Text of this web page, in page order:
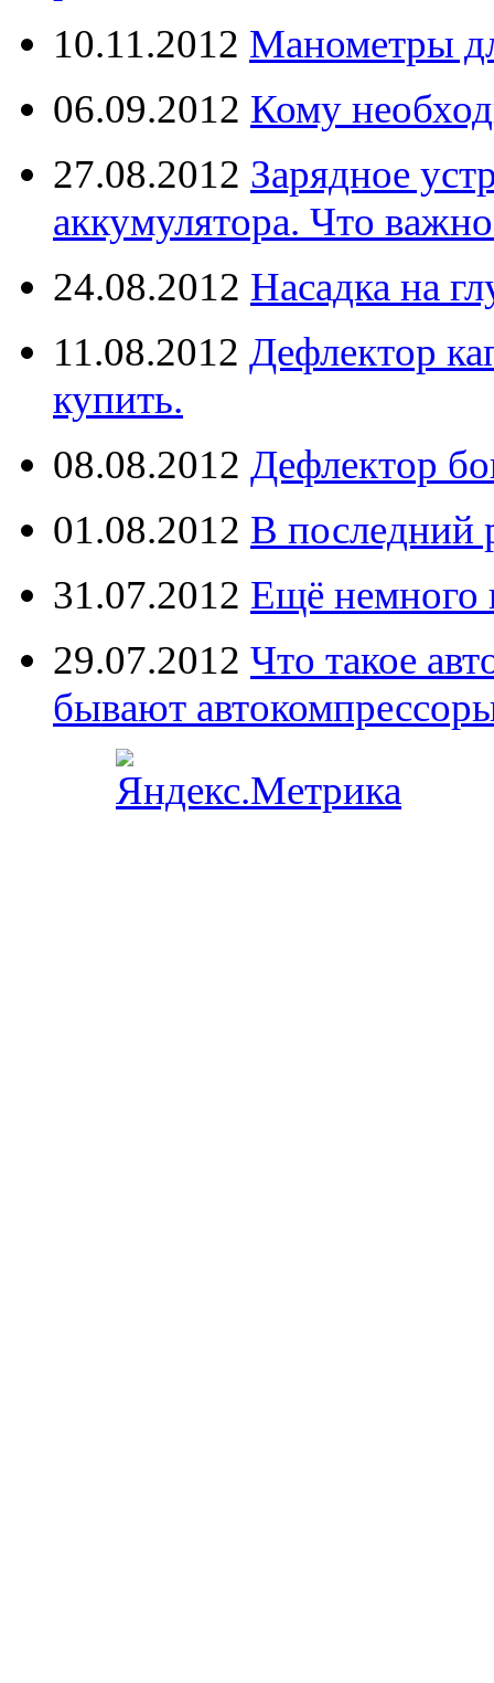
10.11.2012 Манометры
06.09.2012 Кому
27.08.2012 Зарядное
аккумулятора. Что
24.08.2012 Насадка на
11.08.2012 Дефлектор
купить.
08.08.2012 Дефлектор
01.08.2012 В последний
31.07.2012 Ещё немного
29.07.2012 Что такое
бывают